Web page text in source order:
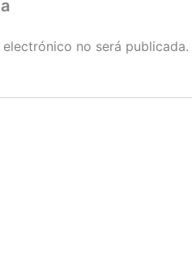
no será publicada.